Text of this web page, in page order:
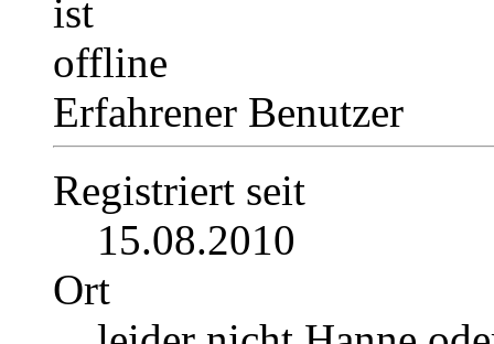
Erfahrener Benutzer
Registriert seit
15.08.2010
Ort